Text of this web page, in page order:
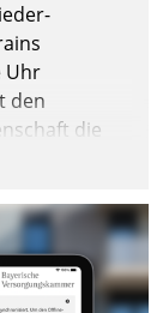
Uhr
den
die
oder PC.